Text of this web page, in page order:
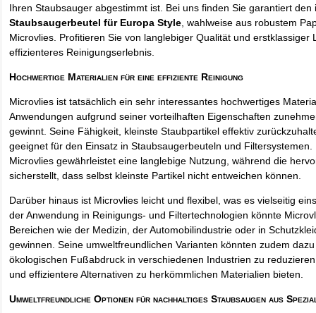
Ihren Staubsauger abgestimmt ist. Bei uns finden Sie garantiert den
Staubsaugerbeutel für Europa Style, wahlweise aus robustem
Microvlies. Profitieren Sie von langlebiger Qualität und erstklassiger
effizienteres Reinigungserlebnis.
Hochwertige Materialien für eine effiziente Reinigung
Microvlies ist tatsächlich ein sehr interessantes hochwertiges
Anwendungen aufgrund seiner vorteilhaften Eigenschaften
gewinnt. Seine Fähigkeit, kleinste Staubpartikel effektiv
geeignet für den Einsatz in Staubsaugerbeuteln und
Microvlies gewährleistet eine langlebige Nutzung, während die
sicherstellt, dass selbst kleinste Partikel nicht entweichen können.
Darüber hinaus ist Microvlies leicht und flexibel, was es vielseitig
der Anwendung in Reinigungs- und Filtertechnologien könnte
Bereichen wie der Medizin, der Automobilindustrie oder in
gewinnen. Seine umweltfreundlichen Varianten könnten zudem
ökologischen Fußabdruck in verschiedenen Industrien zu
und effizientere Alternativen zu herkömmlichen Materialien bieten.
Umweltfreundliche Optionen für nachhaltiges Staubsaugen aus